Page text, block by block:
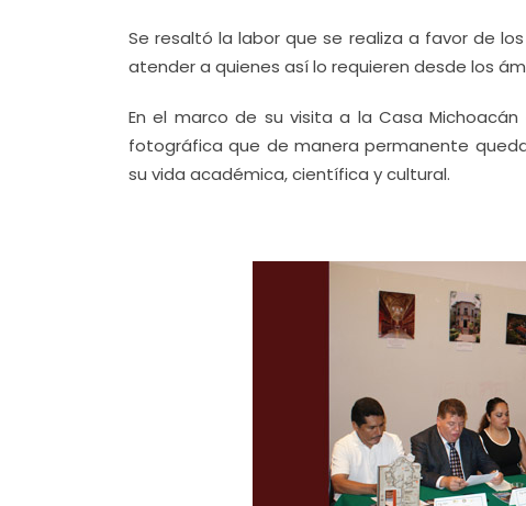
Se resaltó la labor que se realiza a favor de
atender a quienes así lo requieren desde los
En el marco de su visita a la Casa
fotográfica que de manera permanente
su vida académica, científica y cultural.